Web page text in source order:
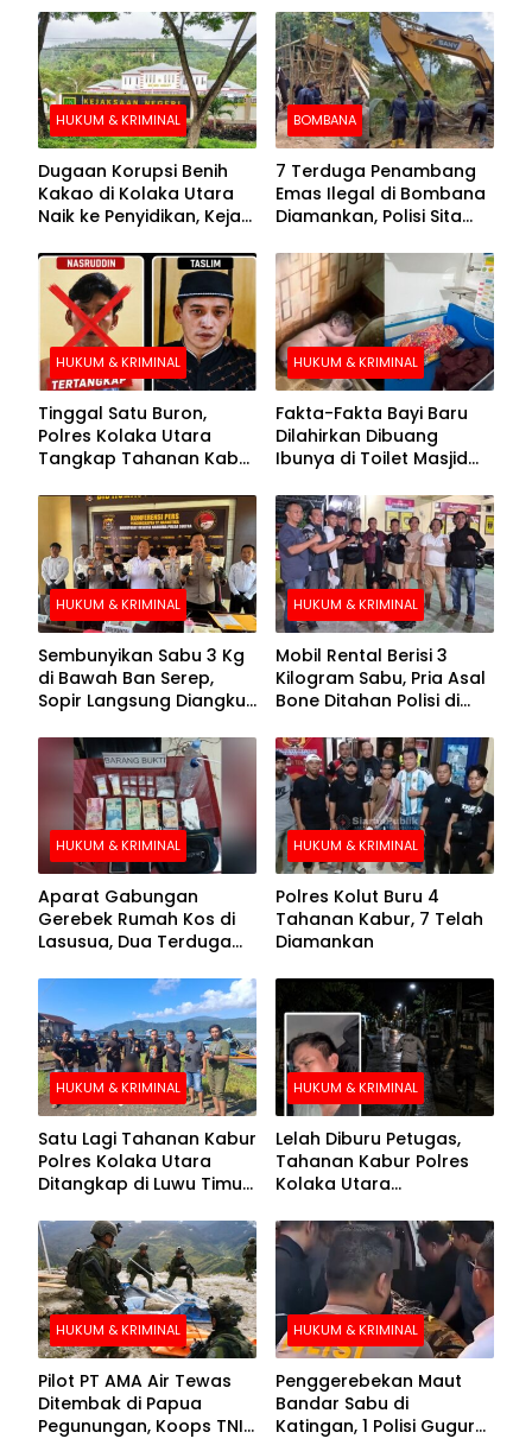
HUKUM & KRIMINAL
Dugaan Korupsi Benih
Kakao di Kolaka Utara
Naik ke Penyidikan, Kejari
BOMBANA
7 Terduga Penambang
Emas Ilegal di Bombana
Diamankan, Polisi Sita
Crusher
HUKUM & KRIMINAL
Tinggal Satu Buron,
Polres Kolaka Utara
Tangkap Tahanan Kabur
Pengejaran
HUKUM & KRIMINAL
Fakta-Fakta Bayi Baru
Dilahirkan Dibuang
Ibunya di Toilet Masjid
HUKUM & KRIMINAL
Sembunyikan Sabu 3 Kg
di Bawah Ban Serep,
Sopir Langsung Diangkut
HUKUM & KRIMINAL
Mobil Rental Berisi 3
Kilogram Sabu, Pria Asal
Bone Ditahan Polisi di
HUKUM & KRIMINAL
Aparat Gabungan
Gerebek Rumah Kos di
Lasusua, Dua Terduga
HUKUM & KRIMINAL
Polres Kolut Buru 4
Tahanan Kabur, 7 Telah
Diamankan
HUKUM & KRIMINAL
Satu Lagi Tahanan Kabur
Polres Kolaka Utara
Ditangkap di Luwu Timur,
HUKUM & KRIMINAL
Lelah Diburu Petugas,
Tahanan Kabur Polres
Kolaka Utara
HUKUM & KRIMINAL
Pilot PT AMA Air Tewas
Ditembak di Papua
Pegunungan, Koops TNI
HUKUM & KRIMINAL
Penggerebekan Maut
Bandar Sabu di
Katingan, 1 Polisi Gugur